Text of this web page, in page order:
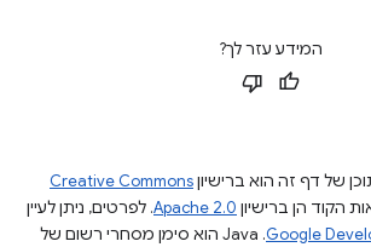
המידע עזר לך?
של דף זה הוא ברישיוןCreative Commons
הקוד הן ברישיון Apache 2.0. לפרטים, ניתן לעיין
.‏ Java הוא סימן מסחרי רשום של